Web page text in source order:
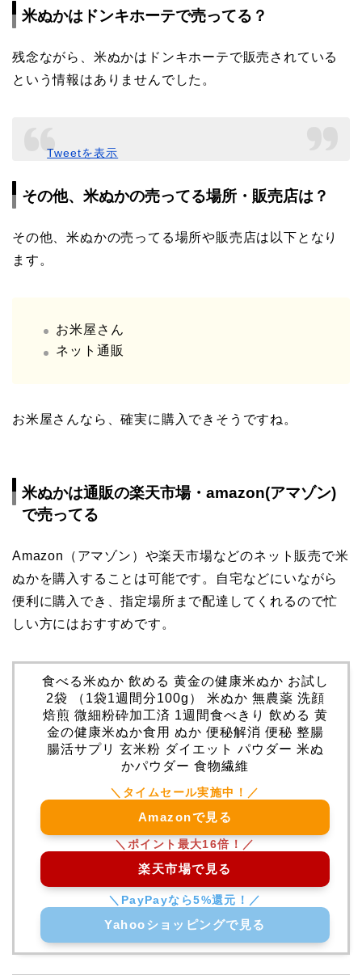
米ぬかはドンキホーテで売ってる？
残念ながら、米ぬかはドンキホーテで販売されている
という情報はありませんでした。
Tweetを表示
その他、米ぬかの売ってる場所・販売店は？
その他、米ぬかの売ってる場所や販売店は以下となり
ます。
お米屋さん
ネット通販
お米屋さんなら、確実に購入できそうですね。
米ぬかは通販の楽天市場・amazon(アマゾン)
で売ってる
Amazon（アマゾン）や楽天市場などのネット販売で米
ぬかを購入することは可能です。自宅などにいながら
便利に購入でき、指定場所まで配達してくれるので忙
しい方にはおすすめです。
食べる米ぬか 飲める 黄金の健康米ぬか お試し
2袋 （1袋1週間分100g） 米ぬか 無農薬 洗顔
焙煎 微細粉砕加工済 1週間食べきり 飲める 黄
金の健康米ぬか食用 ぬか 便秘解消 便秘 整腸
腸活サプリ 玄米粉 ダイエット パウダー 米ぬ
かパウダー 食物繊維
Amazonで見る
楽天市場で見る
Yahooショッピングで見る